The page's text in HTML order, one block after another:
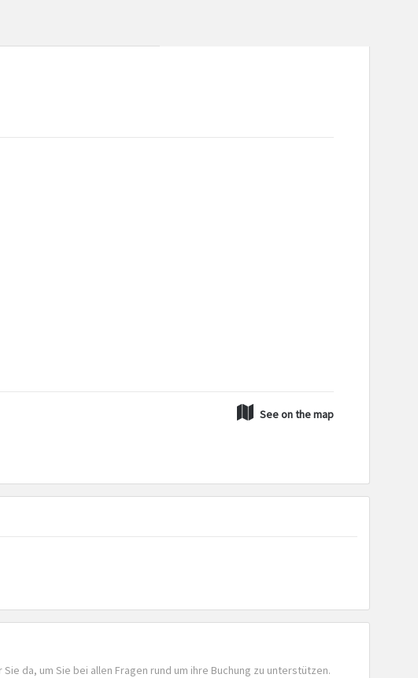
See on the map
da, um Sie bei allen Fragen rund um ihre Buchung zu unterstützen.